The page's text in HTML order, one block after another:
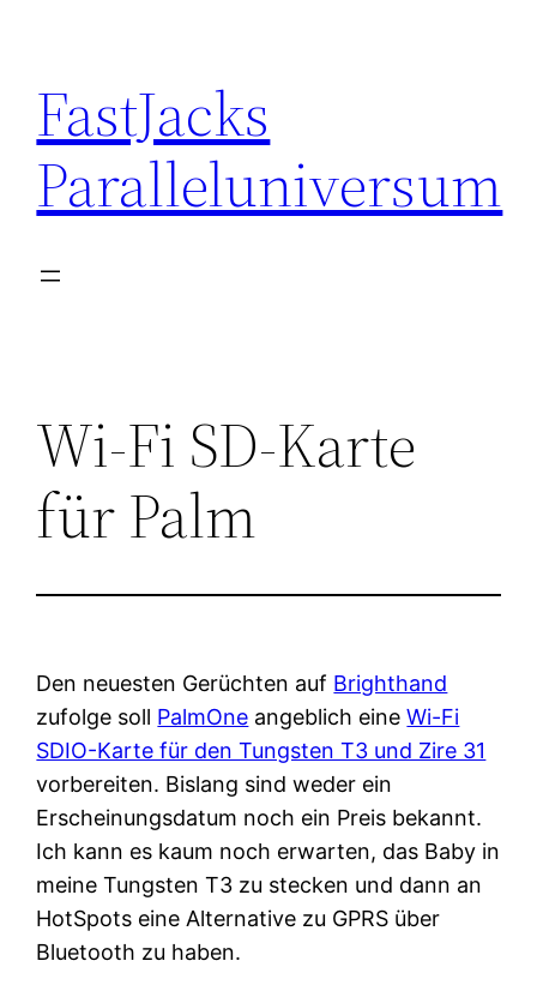
content
FastJacks
Paralleluniversum
Wi-Fi SD-Karte
für Palm
Den neuesten Gerüchten auf Brighthand
zufolge soll PalmOne angeblich eineWi-Fi
SDIO-Karte für den Tungsten T3 und Zire 31
vorbereiten. Bislang sind weder ein
Erscheinungsdatum noch ein Preis bekannt.
Ich kann es kaum noch erwarten, das Baby in
meine Tungsten T3 zu stecken und dann an
HotSpots eine Alternative zu GPRS über
Bluetooth zu haben.